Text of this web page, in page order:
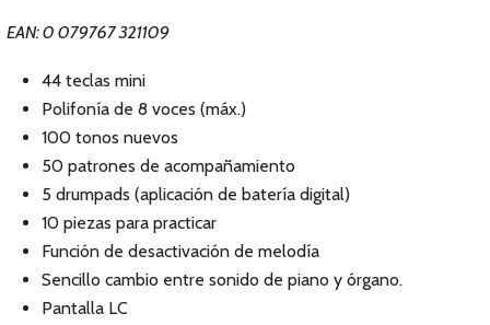
EAN: 0 079767 321109
44 teclas mini
Polifonía de 8 voces (máx.)
100 tonos nuevos
50 patrones de acompañamiento
5 drumpads (aplicación de batería digital)
10 piezas para practicar
Función de desactivación de melodía
Sencillo cambio entre sonido de piano y órgano.
Pantalla LC